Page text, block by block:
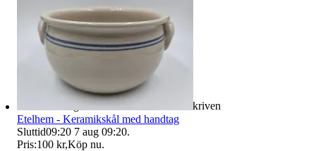
Ersättning om varan inte är som beskriven
Etelhem - Keramikskål med handtag
Sluttid09:20 7 aug 09:20.
Pris:100 kr,Köp nu.